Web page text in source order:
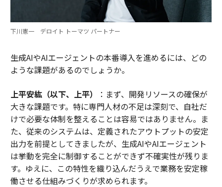
下川憲一 デロイト トーマツ パートナー
――生成AIやAIエージェントの本番導入を進めるには、どの
ような課題があるのでしょうか。
上平安紘（以下、上平）
：まず、開発リソースの確保が
大きな課題です。特に専門人材の不足は深刻で、自社だ
けで必要な体制を整えることは容易ではありません。ま
た、従来のシステムは、定義されたアウトプットの安定
出力を前提としてきましたが、生成AIやAIエージェント
は挙動を完全に制御することができず不確実性が残りま
す。ゆえに、この特性を織り込んだうえで業務を安定稼
働させる仕組みづくりが求められます。